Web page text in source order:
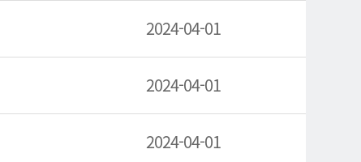
2024-04-01
2024-04-01
2024-04-01